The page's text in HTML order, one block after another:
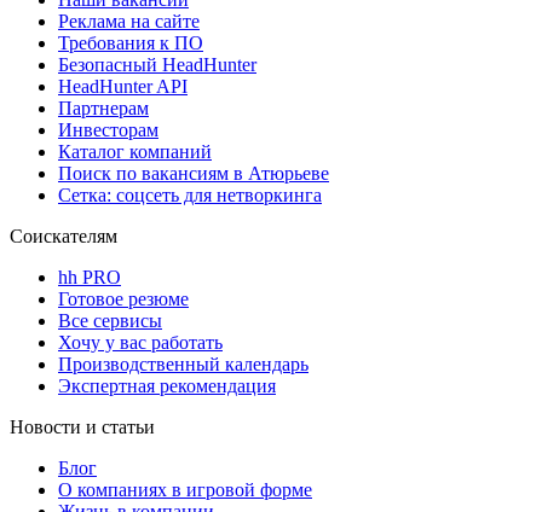
Реклама на сайте
Требования к ПО
Безопасный HeadHunter
HeadHunter API
Партнерам
Инвесторам
Каталог компаний
Поиск по вакансиям в Атюрьеве
Сетка: соцсеть для нетворкинга
Соискателям
hh PRO
Готовое резюме
Все сервисы
Хочу у вас работать
Производственный календарь
Экспертная рекомендация
Новости и статьи
Блог
О компаниях в игровой форме